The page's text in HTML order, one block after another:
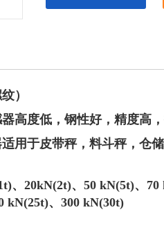
）
高度低，钢性好，精度高，
用于皮带秤，料斗秤，仓
、20kN(2t)、50 kN(5t)、 70
kN(25t)、300 kN(30t)